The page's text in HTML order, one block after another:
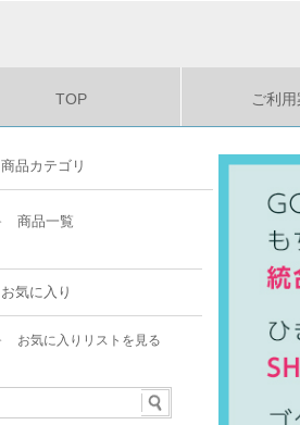
TOP ご利用
商品カテゴリ
商品一覧
お気に入り
お気に入りリストを見る